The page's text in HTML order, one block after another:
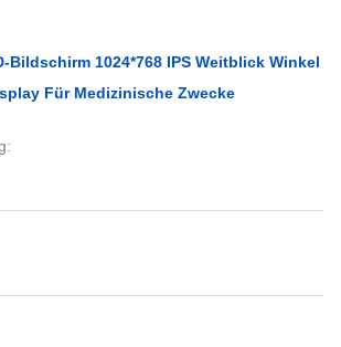
Bildschirm 1024*768 IPS Weitblick Winkel
Für Medizinische Zwecke